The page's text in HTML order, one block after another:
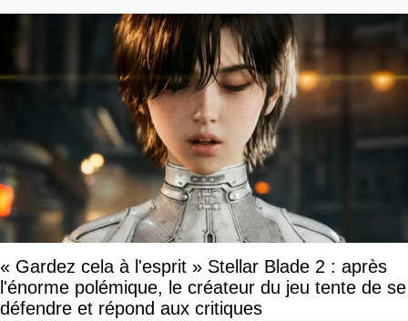
« Gardez cela à l'esprit » Stellar Blade 2 : après
l'énorme polémique, le créateur du jeu tente de se
défendre et répond aux critiques